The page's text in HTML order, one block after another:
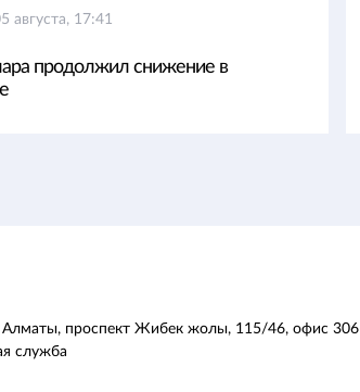
августа, 17:41
продолжил снижение в
Алматы, проспект Жибек жолы, 115/46, офис 306
служба